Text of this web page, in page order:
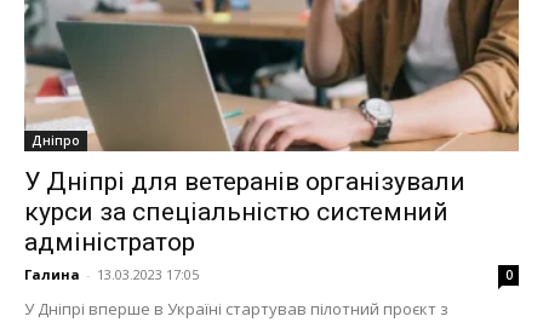
Дніпро
У Дніпрі для ветеранів організували
курси за спеціальністю системний
адміністратор
Галина - 13.03.2023 17:05 0
У Дніпрі вперше в Україні стартував пілотний проєкт з